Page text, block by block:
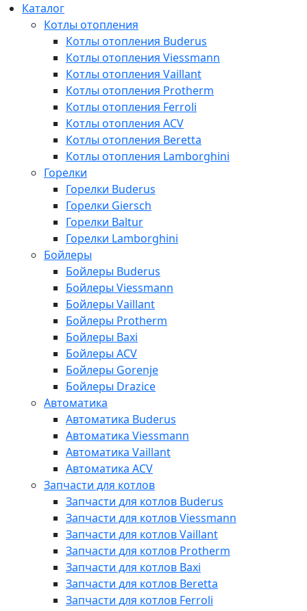
Каталог
Котлы отопления
Котлы отопления Buderus
Котлы отопления Viessmann
Котлы отопления Vaillant
Котлы отопления Protherm
Котлы отопления Ferroli
Котлы отопления ACV
Котлы отопления Beretta
Котлы отопления Lamborghini
Горелки
Горелки Buderus
Горелки Giersch
Горелки Baltur
Горелки Lamborghini
Бойлеры
Бойлеры Buderus
Бойлеры Viessmann
Бойлеры Vaillant
Бойлеры Protherm
Бойлеры Baxi
Бойлеры ACV
Бойлеры Gorenje
Бойлеры Drazice
Автоматика
Автоматика Buderus
Автоматика Viessmann
Автоматика Vaillant
Автоматика ACV
Запчасти для котлов
Запчасти для котлов Buderus
Запчасти для котлов Viessmann
Запчасти для котлов Vaillant
Запчасти для котлов Protherm
Запчасти для котлов Baxi
Запчасти для котлов Beretta
Запчасти для котлов Ferroli